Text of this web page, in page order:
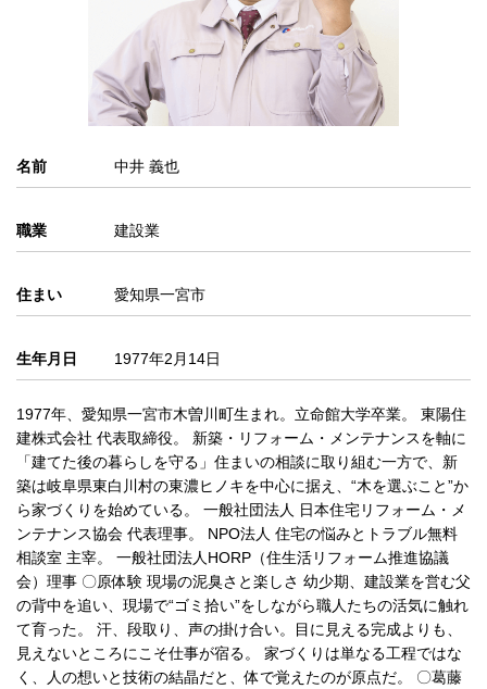
名前 中井 義也
職業 建設業
住まい 愛知県一宮市
生年月日 1977年2月14日
1977年、愛知県一宮市木曽川町生まれ。立命館大学卒業。 東陽住
建株式会社 代表取締役。 新築・リフォーム・メンテナンスを軸に
「建てた後の暮らしを守る」住まいの相談に取り組む一方で、新
築は岐阜県東白川村の東濃ヒノキを中心に据え、“木を選ぶこと”か
ら家づくりを始めている。 一般社団法人 日本住宅リフォーム・メ
ンテナンス協会 代表理事。 NPO法人 住宅の悩みとトラブル無料
相談室 主宰。 一般社団法人HORP（住生活リフォーム推進協議
会）理事 〇原体験 現場の泥臭さと楽しさ 幼少期、建設業を営む父
の背中を追い、現場で“ゴミ拾い”をしながら職人たちの活気に触れ
て育った。 汗、段取り、声の掛け合い。目に見える完成よりも、
見えないところにこそ仕事が宿る。 家づくりは単なる工程ではな
く、人の想いと技術の結晶だと、体で覚えたのが原点だ。 〇葛藤